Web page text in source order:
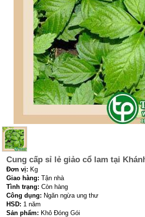
Cung cấp sỉ lẻ giảo cổ lam tại
Đơn vị: Kg
Giao hàng:Tận nhà
Tình trạng:Còn hàng
Công dụng: Ngăn ngừa ung thư
HSD: 1 năm
Sản phẩm: Khô Đóng Gói